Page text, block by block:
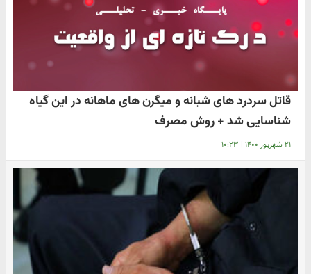
قاتل سردرد های شبانه و میگرن های ماهانه در این گیاه
شناسایی شد + روش مصرف
۲۱ شهریور ۱۴۰۰ | ۱۰:۲۳